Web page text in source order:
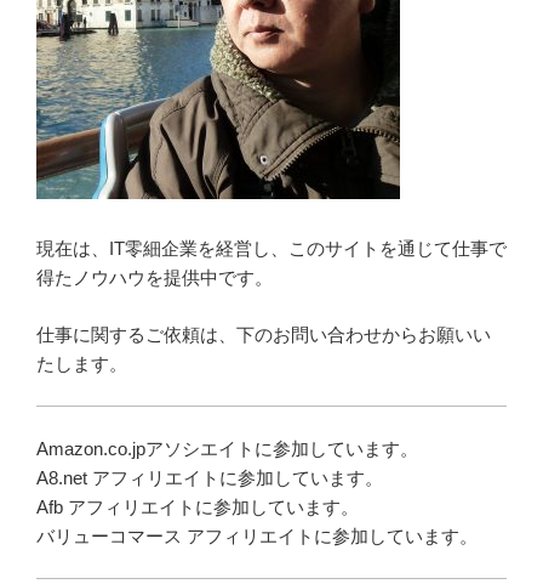
現在は、IT零細企業を経営し、このサイトを通じて仕事で
得たノウハウを提供中です。
仕事に関するご依頼は、下のお問い合わせからお願いい
たします。
Amazon.co.jpアソシエイトに参加しています。
A8.net アフィリエイトに参加しています。
Afb アフィリエイトに参加しています。
バリューコマース アフィリエイトに参加しています。